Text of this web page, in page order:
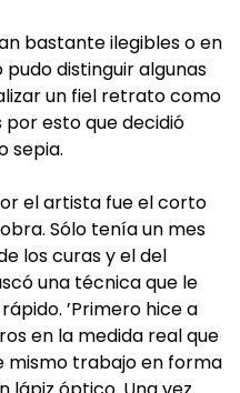
bastante ilegibles o en
distinguir algunas
un fiel retrato como
por esto que decidió
sepia.
el artista fue el corto
Sólo tenía un mes
los curas y el del
una técnica que le
’Primero hice a
en la medida real que
mismo trabajo en forma